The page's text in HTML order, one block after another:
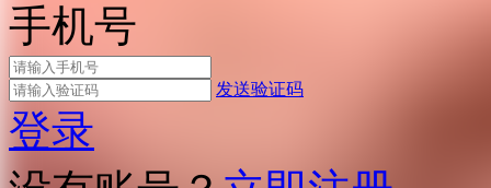
手机号
发送验证码
登录